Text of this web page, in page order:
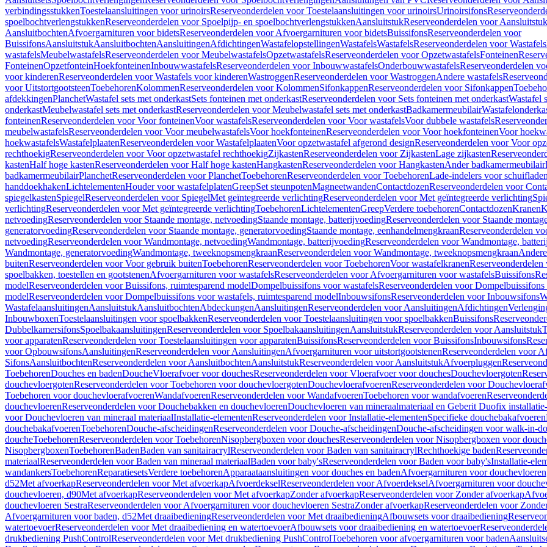
verbindingsstukkenToestelaansluitingen voor urinoirsReserveonderdelen voor Toestelaansluitingen voor urinoirsUrinoirsifons
spoelbochtverlengstukkenReserveonderdelen voor Spoelpijp- en spoelbochtverlengstukkenAansluitstukReserveonderdelen voor Aansluitstuk
AansluitbochtenAfvoergarnituren voor bidetsReserveonderdelen voor Afvoergarnituren voor bidetsBuissifonsReserveonderdelen voor
BuissifonsAansluitstukAansluitbochtenAansluitingenAfdichtingenWastafelopstellingenWastafelsWastafelsReserveonderdelen voor Wastafels
wastafelsMeubelwastafelsReserveonderdelen voor MeubelwastafelsOpzetwastafelsReserveonderdelen voor OpzetwastafelsFonteinen
FonteinenOpzetfonteinHoekfonteinenInbouwwastafelsReserveonderdelen voor InbouwwastafelsOnderbouwwastafelsReserveonderdelen
voor kinderenReserveonderdelen voor Wastafels voor kinderenWastroggenReserveonderdelen voor WastroggenAndere wastafels
voor UitstortgootsteenToebehorenKolommenReserveonderdelen voor KolommenSifonkappenReserveonderdelen voor Sifonkappen
afdekkingenPlanchetWastafel sets met onderkastSets fonteinen met onderkastReserveonderdelen voor Sets fonteinen met onderkastWastafel
onderkastMeubelwastafel sets met onderkastReserveonderdelen voor Meubelwastafel sets met onderkastBadkamermeubilair
fonteinenReserveonderdelen voor Voor fonteinenVoor wastafelsReserveonderdelen voor Voor wastafelsVoor dubbele wastafels
meubelwastafelsReserveonderdelen voor Voor meubelwastafelsVoor hoekfonteinenReserveonderdelen voor Voor hoekfonteinenVoor
hoekwastafelsWastafelplaatenReserveonderdelen voor WastafelplaatenVoor opzetwastafel afgerond designReserveonderdelen voor Voor
rechthoekigReserveonderdelen voor Voor opzetwastafel rechthoekigZijkastenReserveonderdelen voor ZijkastenLage zijkasten
kastenHalf hoge kastenReserveonderdelen voor Half hoge kastenHangkastenReserveonderdelen voor HangkastenAnder badkamermeubilair
badkamermeubilairPlanchetReserveonderdelen voor PlanchetToebehorenReserveonderdelen voor ToebehorenLade-indelers voor
handdoekhakenLichtelementenHouder voor wastafelplatenGreepSet steunpotenMagneetwandenContactdozenReserveonderdelen voor
spiegelkastenSpiegelReserveonderdelen voor SpiegelMet geïntegreerde verlichtingReserveonderdelen voor Met geïntegreerde verlichting
verlichtingReserveonderdelen voor Met geïntegreerde verlichtingToebehorenLichtelementenGreepVerdere toebehorenContactdozenKranen
netvoedingReserveonderdelen voor Staande montage, netvoedingStaande montage, batterijvoedingReserveonderdelen voor Staande
generatorvoedingReserveonderdelen voor Staande montage, generatorvoedingStaande montage, eenhandelmengkraanReserveonderdelen
netvoedingReserveonderdelen voor Wandmontage, netvoedingWandmontage, batterijvoedingReserveonderdelen voor Wandmontage,
Wandmontage, generatorvoedingWandmontage, tweeknopsmengkraanReserveonderdelen voor Wandmontage, tweeknopsmengkraan
buitenReserveonderdelen voor Voor gebruik buitenToebehorenReserveonderdelen voor ToebehorenVoor wastafelkranen
spoelbakken, toestellen en gootstenenAfvoergarnituren voor wastafelsReserveonderdelen voor Afvoergarnituren voor wastafelsBuissifons
modelReserveonderdelen voor Buissifons, ruimtesparend modelDompelbuissifons voor wastafelsReserveonderdelen voor
modelReserveonderdelen voor Dompelbuissifons voor wastafels, ruimtesparend modelInbouwsifonsReserveonderdelen voor Inbouwsifons
WastafelaansluitingenAansluitstukAansluitbochtenAbdeckungenAansluitingenReserveonderdelen voor AansluitingenAfdichtingen
InbouwboxenToestelaansluitingen voor spoelbakkenReserveonderdelen voor Toestelaansluitingen voor spoelbakkenBuissifons
DubbelkamersifonsSpoelbakaansluitingenReserveonderdelen voor SpoelbakaansluitingenAansluitstukReserveonderdelen voor Aansluitstuk
voor apparatenReserveonderdelen voor Toestelaansluitingen voor apparatenBuissifonsReserveonderdelen voor BuissifonsInbouwsifons
voor OpbouwsifonsAansluitingenReserveonderdelen voor AansluitingenAfvoergarnituren voor uitstortgootstenenReserveonderdelen voor
SifonsAansluitbochtenReserveonderdelen voor AansluitbochtenAansluitstukReserveonderdelen voor AansluitstukAfvoerpluggen
ToebehorenDouches en badenDoucheVloerafvoer voor douchesReserveonderdelen voor Vloerafvoer voor douchesDouchevloergoten
douchevloergotenReserveonderdelen voor Toebehoren voor douchevloergotenDouchevloerafvoerenReserveonderdelen voor
Toebehoren voor douchevloerafvoerenWandafvoerenReserveonderdelen voor WandafvoerenToebehoren voor wandafvoeren
douchevloerenReserveonderdelen voor Douchebakken en douchevloerenDouchevloeren van mineraalmateriaal en Geberit Duofix
voor Douchevloeren van mineraal materiaalInstallatie-elementenReserveonderdelen voor Installatie-elementenSpecifieke douchebakafvoeren
douchebakafvoerenToebehorenDouche-afscheidingenReserveonderdelen voor Douche-afscheidingenDouche-afscheidingen voor walk-in-
doucheToebehorenReserveonderdelen voor ToebehorenNisopbergboxen voor douchesReserveonderdelen voor Nisopbergboxen voor
NisopbergboxenToebehorenBadenBaden van sanitairacrylReserveonderdelen voor Baden van sanitairacrylRechthoekige baden
materiaalReserveonderdelen voor Baden van mineraal materiaalBaden voor baby'sReserveonderdelen voor Baden voor baby'sInstallatie-
wandankersToebehorenReparatiesetsVerdere toebehorenApparaataansluitingen voor douches en badenAfvoergarnituren voor
d52Met afvoerkapReserveonderdelen voor Met afvoerkapAfvoerdekselReserveonderdelen voor AfvoerdekselAfvoergarnituren voor
douchevloeren, d90Met afvoerkapReserveonderdelen voor Met afvoerkapZonder afvoerkapReserveonderdelen voor Zonder afvoerkap
douchevloeren SestraReserveonderdelen voor Afvoergarnituren voor douchevloeren SestraZonder afvoerkapReserveonderdelen voor
Afvoergarnituren voor baden, d52Met draaibedieningReserveonderdelen voor Met draaibedieningAfbouwsets voor draaibediening
watertoevoerReserveonderdelen voor Met draaibediening en watertoevoerAfbouwsets voor draaibediening en watertoevoer
drukbediening PushControlReserveonderdelen voor Met drukbediening PushControlToebehoren voor afvoergarnituren voor baden